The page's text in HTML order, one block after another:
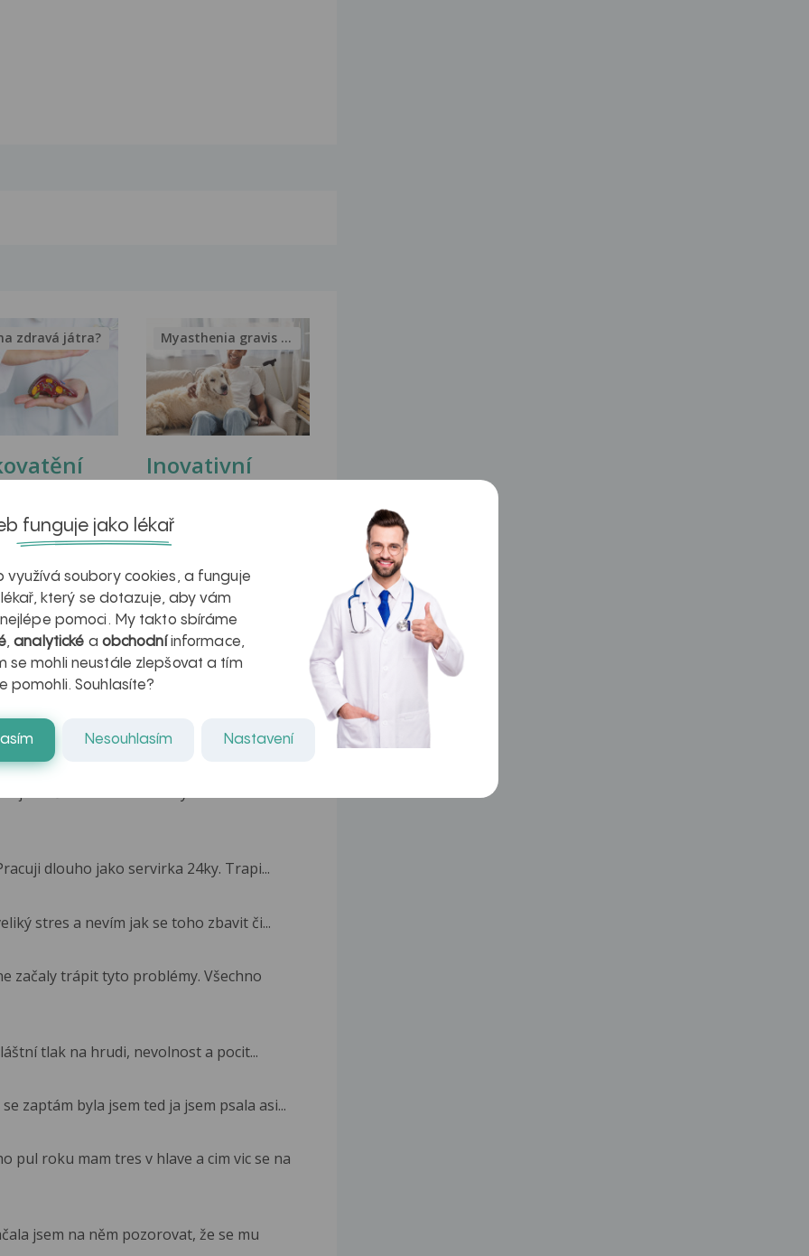
zdravá játra?
Inovativní
myastenie –
naděje pro ty,
kteří ji...
Myasthenia gravis – vše, co...
jsem šla do fak. knihovny mého
dlouho jako servirka 24ky. Trapi...
stres a nevím jak se toho zbavit či...
začaly trápit tyto problémy. Všechno
tlak na hrudi, nevolnost a pocit...
zaptám byla jsem ted ja jsem psala asi...
pul roku mam tres v hlave a cim vic se na
jsem na něm pozorovat, že se mu
funguje jako lékař
využívá soubory cookies, a funguje
který se dotazuje, aby vám
pomoci. My takto sbíráme
,analytické a obchodníinformace,
se mohli neustále zlepšovat a tím
pomohli. Souhlasíte?
Nesouhlasím Nastavení